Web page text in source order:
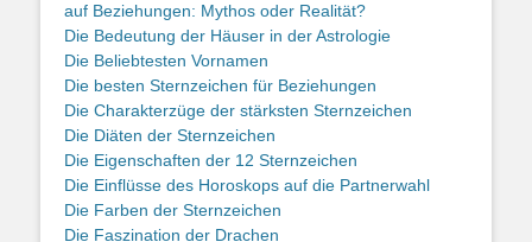
auf Beziehungen: Mythos oder Realität?
Die Bedeutung der Häuser in der Astrologie
Die Beliebtesten Vornamen
Die besten Sternzeichen für Beziehungen
Die Charakterzüge der stärksten Sternzeichen
Die Diäten der Sternzeichen
Die Eigenschaften der 12 Sternzeichen
Die Einflüsse des Horoskops auf die Partnerwahl
Die Farben der Sternzeichen
Die Faszination der Drachen